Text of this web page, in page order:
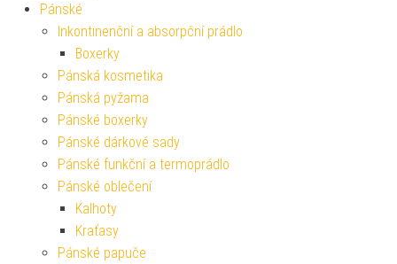
Pánské
Inkontinenční a absorpční prádlo
Boxerky
Pánská kosmetika
Pánská pyžama
Pánské boxerky
Pánské dárkové sady
Pánské funkční a termoprádlo
Pánské oblečení
Kalhoty
Kraťasy
Pánské papuče